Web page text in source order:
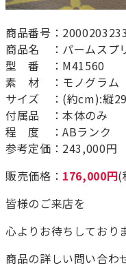
商品番号：
商品名 ：パームスプ
型 番 ：M41560
素 材 ：モノグラム
サイズ ：(約cm):縦
付属品 ：本体のみ
程 度 ：ABランク
参考定価：243,000円
販売価格： 176,000円(
皆様のご来店を
心よりお待ちしており
商品の詳しい問い合わ